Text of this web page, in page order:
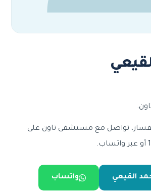
تواصل مع مستشفى تاون على
القيعي واتساب